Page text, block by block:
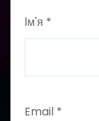
Ім'я *
Email *